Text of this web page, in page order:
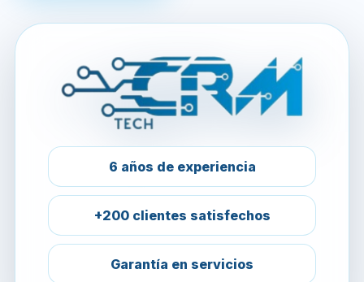
6 años de experiencia
+200 clientes satisfechos
Garantía en servicios